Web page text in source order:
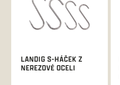
LANDIG S-HÁČEK Z
NEREZOVÉ OCELI